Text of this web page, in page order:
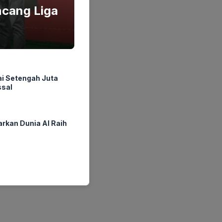
Liga
Setengah Juta
Dunia AI Raih